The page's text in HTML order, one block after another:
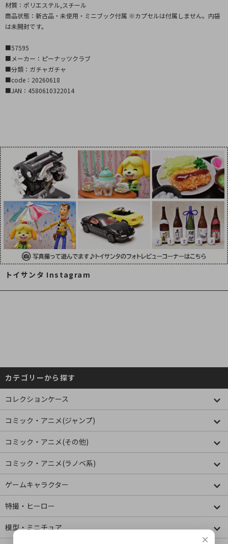
材質：ポリエステル,スチール
商品状態：新古品・未使用・ミニブック付属 ※カプセルは付属しません。内袋
は未開封です。
■57595
■メーカー：ピーナッツクラブ
■分類：ガチャガチャ
■code：20260618
■JAN：4580610322014
トイサンタ Instagram
カテゴリーから探す
コレクションケース
コミック・アニメ(ジャンプ)
コミック・アニメ(その他)
コミック・アニメ(ラノベ系)
ゲームキャラクター
特撮・ヒーロー
模型・ミニチュア
×